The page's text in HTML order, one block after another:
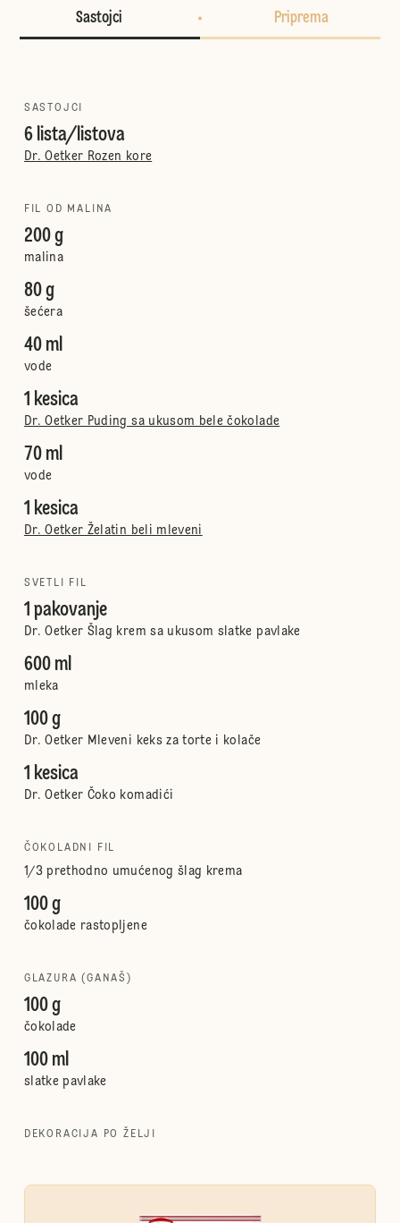
Sastojci Priprema
SASTOJCI
6 lista/listova
Dr. Oetker Rozen kore
FIL OD MALINA
200 g
malina
80 g
šećera
40 ml
vode
1 kesica
Dr. Oetker Puding sa ukusom bele čokolade
70 ml
vode
1 kesica
Dr. Oetker Želatin beli mleveni
SVETLI FIL
1 pakovanje
Dr. Oetker Šlag krem sa ukusom slatke pavlake
600 ml
mleka
100 g
Dr. Oetker Mleveni keks za torte i kolače
1 kesica
Dr. Oetker Čoko komadići
ČOKOLADNI FIL
1/3 prethodno umućenog šlag krema
100 g
čokolade rastopljene
GLAZURA (GANAŠ)
100 g
čokolade
100 ml
slatke pavlake
DEKORACIJA PO ŽELJI